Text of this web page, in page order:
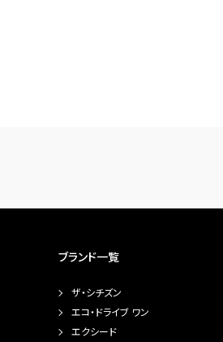
ブランド一覧
ザ・シチズン
エコ・ドライブ ワン
エクシード